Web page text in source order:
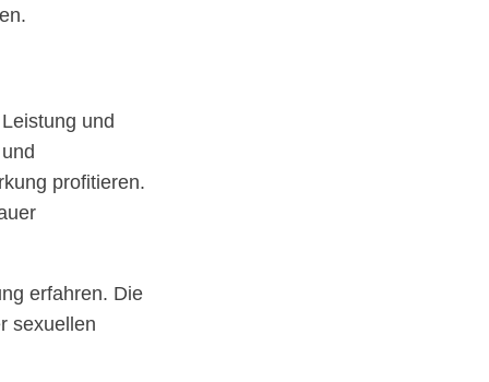
und
profitieren.
erfahren. Die
sexuellen